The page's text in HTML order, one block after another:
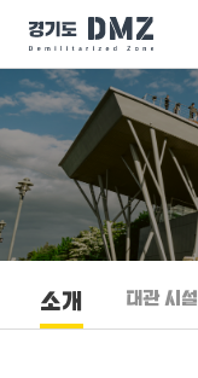
소개 대관 시설